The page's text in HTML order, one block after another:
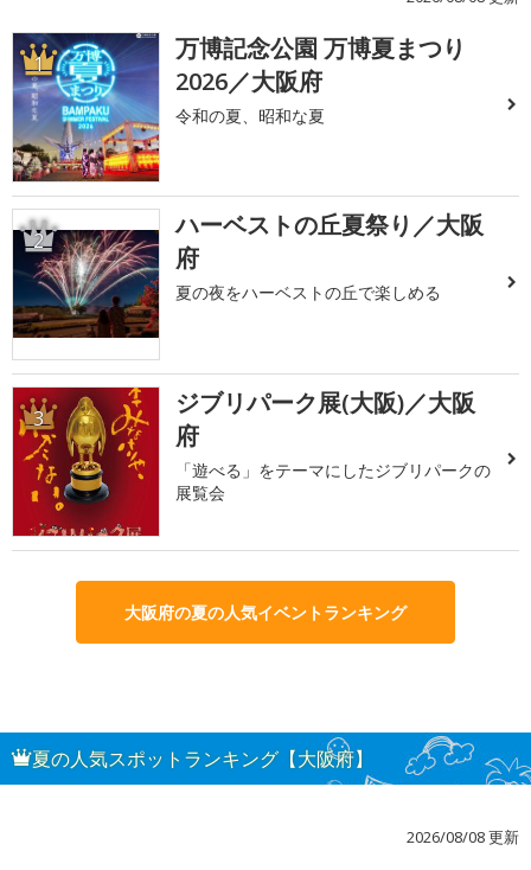
1
万博記念公園 万博夏まつり
2026／大阪府
令和の夏、昭和な夏
2
ハーベストの丘夏祭り／大阪
府
夏の夜をハーベストの丘で楽しめる
3
ジブリパーク展(大阪)／大阪
府
「遊べる」をテーマにしたジブリパークの
展覧会
大阪府の夏の人気イベントランキング
夏の人気スポットランキング【大阪府】
2026/08/08 更新